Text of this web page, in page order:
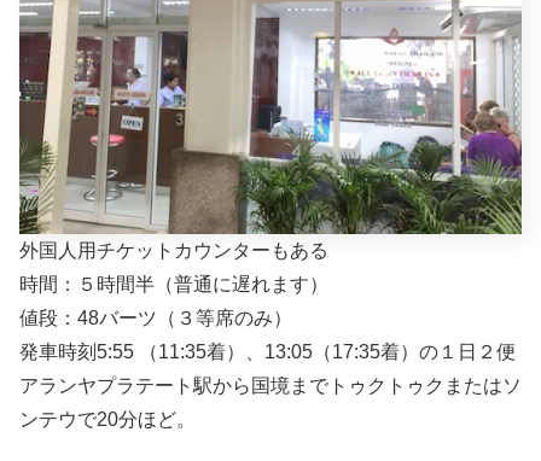
外国人用チケットカウンターもある
時間：５時間半（普通に遅れます）
値段：48バーツ（３等席のみ）
発車時刻5:55 （11:35着）、13:05（17:35着）の１日２便
アランヤプラテート駅から国境までトゥクトゥクまたはソ
ンテウで20分ほど。